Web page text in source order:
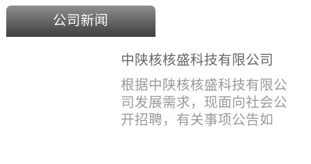
公司新闻
中陕核核盛科技有限公司
2025年度招聘公告
根据中陕核核盛科技有限公
司发展需求，现面向社会公
开招聘，有关事项公告如